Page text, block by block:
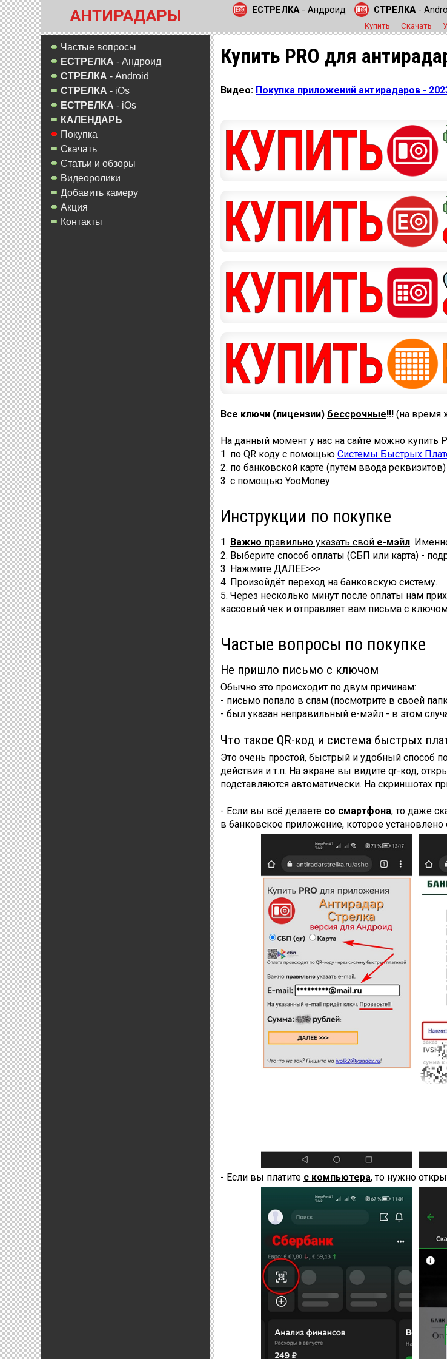
АНТИРАДАРЫ ЕСТРЕЛКА- Андроид СТРЕЛКА-
Купить Скачать
Частые вопросы
ЕСТРЕЛКА - Андроид
СТРЕЛКА - Android
СТРЕЛКА - iOs
ЕСТРЕЛКА - iOs
КАЛЕНДАРЬ
Покупка
Скачать
Статьи и обзоры
Видеоролики
Добавить камеру
Акция
Контакты
Купить PRO для
Видео: Покупка приложений антирадаров -
Все ключи (лицензии) бессрочные!!! (на время
На данный момент у нас на сайте можно
1. по QR коду с помощью Системы Быстрых
2. по банковской карте (путём ввода реквизитов)
3. с помощью YooMoney
Инструкции по покупке
1. Важно правильно указать свой е-мэйл.
2. Выберите способ оплаты (СБП или карта) -
3. Нажмите ДАЛЕЕ>>>
4. Произойдёт переход на банковскую систему.
5. Через несколько минут после оплаты нам
кассовый чек и отправляет вам письма с
Частые вопросы по покупке
Не пришло письмо с ключом
Обычно это происходит по двум причинам:
- письмо попало в спам (посмотрите в своей
- был указан неправильный е-мэйл - в этом
Что такое QR-код и система быстрых
Это очень простой, быстрый и удобный способ
действия и т.п. На экране вы видите qr-код,
подставляются автоматически. На скриншотах
- Если вы всё делаете со смартфона, то даже
в банковское приложение, которое
- Если вы платите с компьютера, то нужно